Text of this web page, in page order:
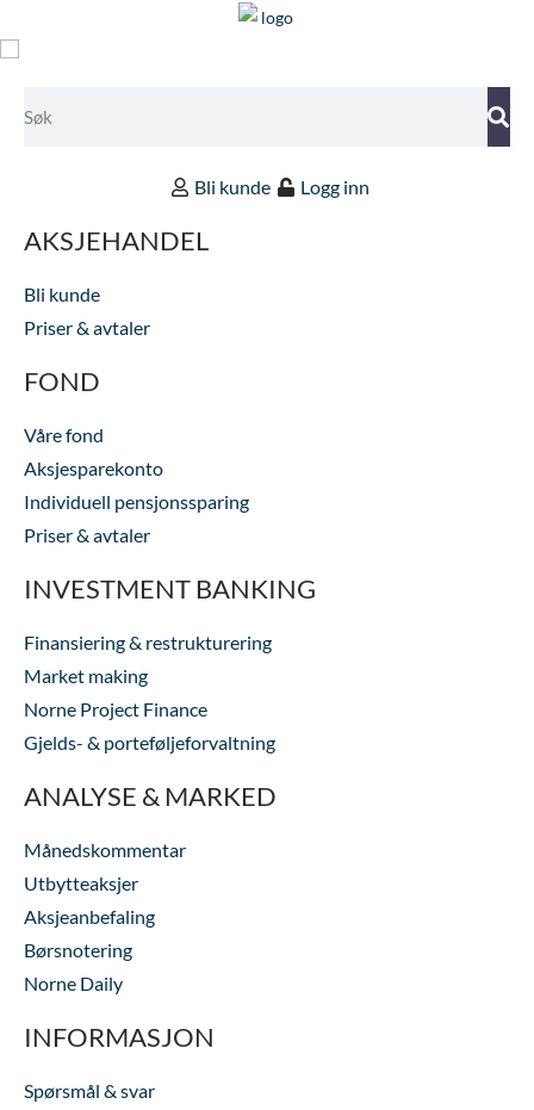
Bli kunde Logg inn
AKSJEHANDEL
Bli kunde
Priser & avtaler
FOND
Våre fond
Aksjesparekonto
Individuell pensjonssparing
Priser & avtaler
INVESTMENT BANKING
Finansiering & restrukturering
Market making
Norne Project Finance
Gjelds- & porteføljeforvaltning
ANALYSE & MARKED
Månedskommentar
Utbytteaksjer
Aksjeanbefaling
Børsnotering
Norne Daily
INFORMASJON
Spørsmål & svar